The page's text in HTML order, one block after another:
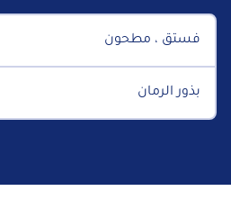
فستق ، مطحون
بذور الرمان